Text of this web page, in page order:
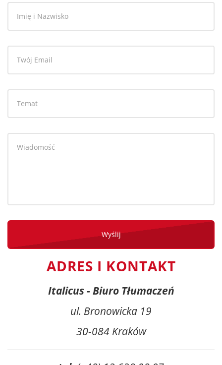
Wyślij
ADRES I KONTAKT
Italicus - Biuro Tłumaczeń
ul. Bronowicka 19
30-084 Kraków